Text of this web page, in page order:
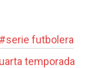
#serie futbolera
temporada